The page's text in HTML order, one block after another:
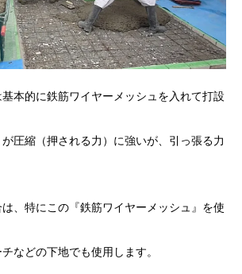
本的に鉄筋ワイヤーメッシュを入れて打設
圧縮（押される力）に強いが、引っ張る力
、特にこの『鉄筋ワイヤーメッシュ』を使
などの下地でも使用します。